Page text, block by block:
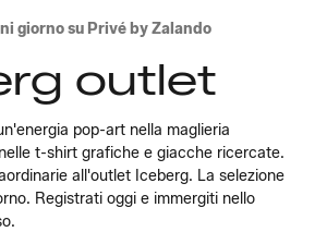
giorno su Privé by Zalando
outlet
pop-art nella maglieria
t-shirt grafiche e giacche ricercate.
all'outlet Iceberg. La selezione
Registrati oggi e immergiti nello